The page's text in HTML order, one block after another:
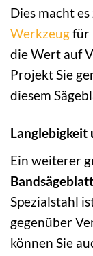
Dies macht
Werkzeugfür
die Wert auf
Projekt Sie
diesem
Langlebigkeit
Ein weiterer
Spezialstahl
gegenüber
können Sie